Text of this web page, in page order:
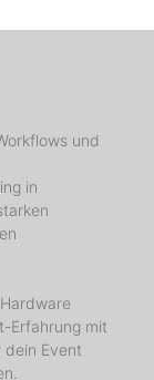
und
in
Erfahrung mit
dein Event